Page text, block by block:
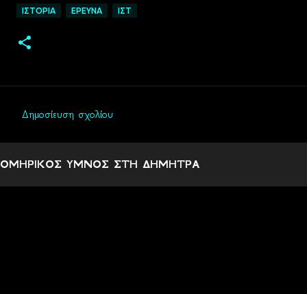
ΙΣΤΟΡΙΑ EΡΕΥΝΑ IΣΤ
ό
λ
Δημοσίευση σχολίου
ΟΜΗΡΙΚΟΣ ΥΜΝΟΣ ΣΤΗ ΔΗΜΗΤΡΑ